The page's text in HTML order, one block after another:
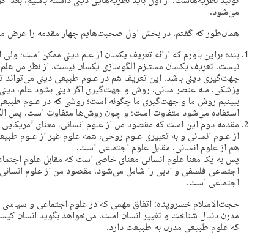
می‌شود.
همان‌طور که گفتم، در بخش اول صحبت‌هایم چهار مقدمه را عرض
بنده براین باورم که ارائه تعریف یکسان از علم دینی ممکن است؛
نیست. تعریف یکسان مستلزم الگوسازی یکسان نیست. از نظر من
جهت‌گیری دینی باشد. این تعریف هم در علوم طبیعی دینی
پزشکی. سه عنصر مبانی، روش و جهت‌گیری اگر دینی بشود علم،
ببینیم روش ما و جهت‌گیری ما چگونه است؛ روشی که در علوم
استفاده می‌شود متفاوت است؛ و چون روش‌ها متفاوت است، پس
مقدمه دوم این است که مقصود من از علوم انسانی، معنای آمریکایی
از علوم انسانی و به تعبیری علوم روحی، همه علوم غیر از علوم
هم از علوم انسانی، مقابل علوم اجتماعی است.
پس به یک معنا علوم انسانی معنای خاصی است که مقابل علوم
اجتماعی فلسفی و ادبی را شامل می‌شود. مقصود من از علوم
اجتماعی است.
حجت‌الاسلام خسروپناه: اتفاق مهمی که در علوم اجتماعی و
مدرن دنبال شناخت و تغییر انسان است. می‌خواهد بگوید انسان
که علوم طبیعی مدرن به طبیعت دارد.